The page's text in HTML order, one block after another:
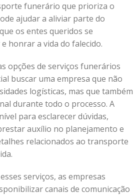
funerário que prioriza o
ajudar a aliviar parte do
os entes queridos se
honrar a vida do falecido.
opções de serviços funerários
buscar uma empresa que não
logísticas, mas que também
durante todo o processo. A
para esclarecer dúvidas,
auxílio no planejamento e
relacionados ao transporte
serviços, as empresas
canais de comunicação